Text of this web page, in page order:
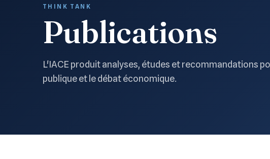
THINK TANK
Publications
L'IACE produit analyses, études et recommandations
publique et le débat économique.